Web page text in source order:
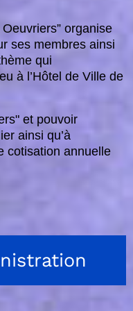
organise
ses membres ainsi
qui
à l’Hôtel de Ville de
et pouvoir
ainsi qu’à
cotisation annuelle